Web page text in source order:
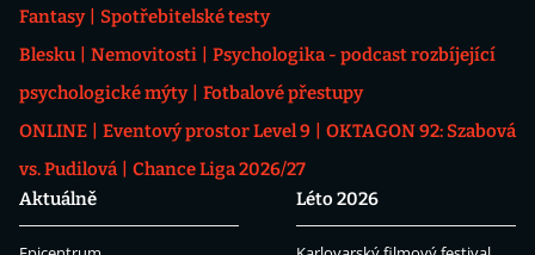
Fantasy
Spotřebitelské testy
Blesku
Nemovitosti
Psychologika - podcast rozbíjející
psychologické mýty
Fotbalové přestupy
ONLINE
Eventový prostor Level 9
OKTAGON 92: Szabová
vs. Pudilová
Chance Liga 2026/27
Aktuálně
Léto 2026